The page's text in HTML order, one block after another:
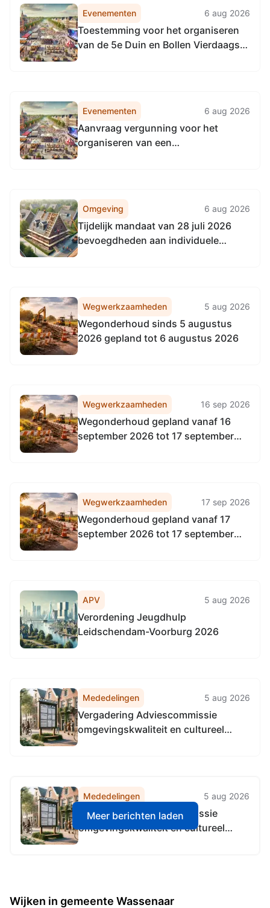
Evenementen 6 aug 2026
Toestemming voor het organiseren
van de 5e Duin en Bollen Vierdaagse
Evenementen 6 aug 2026
Aanvraag vergunning voor het
organiseren van een
Omgeving 6 aug 2026
Tijdelijk mandaat van 28 juli 2026
bevoegdheden aan individuele
Wegwerkzaamheden 5 aug 2026
Wegonderhoud sinds 5 augustus
2026 gepland tot 6 augustus 2026
Wegwerkzaamheden 16 sep 2026
Wegonderhoud gepland vanaf 16
september 2026 tot 17 september
Wegwerkzaamheden 17 sep 2026
Wegonderhoud gepland vanaf 17
september 2026 tot 17 september
APV 5 aug 2026
Verordening Jeugdhulp
Leidschendam-Voorburg 2026
Mededelingen 5 aug 2026
Vergadering Adviescommissie
omgevingskwaliteit en cultureel
Mededelingen 5 aug 2026
Vergadering Adviescommissie
omgevingskwaliteit en cultureel
Meer berichten laden
Wijken in gemeente Wassenaar